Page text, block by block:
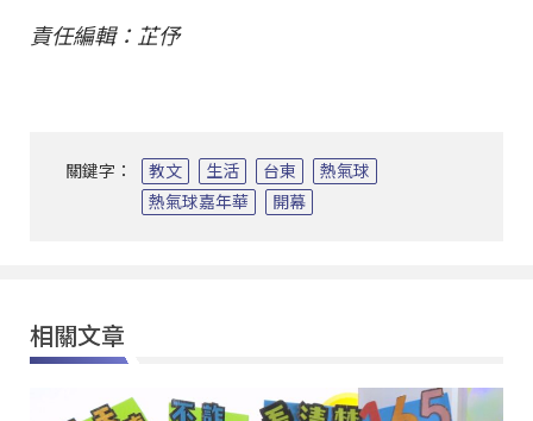
責任編輯：芷伃
關鍵字： 教文 生活 台東
熱氣球
熱氣球嘉年華
開幕
相關文章